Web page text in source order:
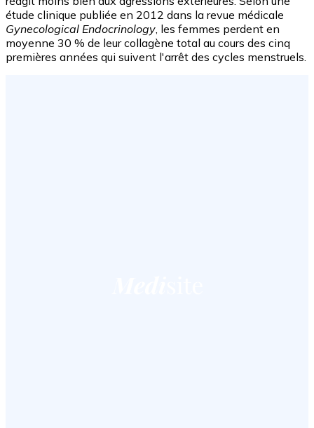
étude clinique publiée en 2012 dans la revue médicale
Gynecological Endocrinology, les femmes perdent en
moyenne 30 % de leur collagène total au cours des cinq
premières années qui suivent l'arrêt des cycles menstruels.